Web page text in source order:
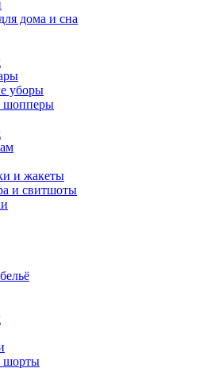
дома и сна
уборы
шопперы
и жакеты
и свитшоты
шорты